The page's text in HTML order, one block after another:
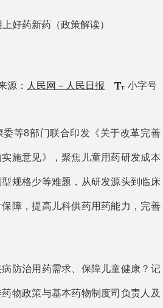
好药新药（政策解读）
源： 人民网－人民日报 小字号
等8部门联合印发《关于改革完善
施意见》，聚焦儿童用药研发成本
规格少等难题，从研发源头到临床
障，提高儿科供药用药能力，完善
治用药需求、保障儿童健康？记
物政策与基本药物制度司负责人及